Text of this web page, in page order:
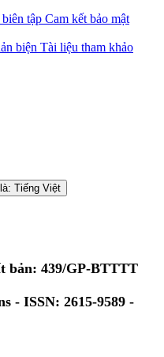
tập Cam kết bảo mật
biện Tài liệu tham khảo
Tiếng Việt
GP-BTTTT
2615-9589 -